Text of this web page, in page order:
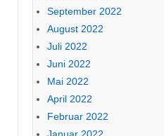
September 2022
August 2022
Juli 2022
Juni 2022
Mai 2022
April 2022
Februar 2022